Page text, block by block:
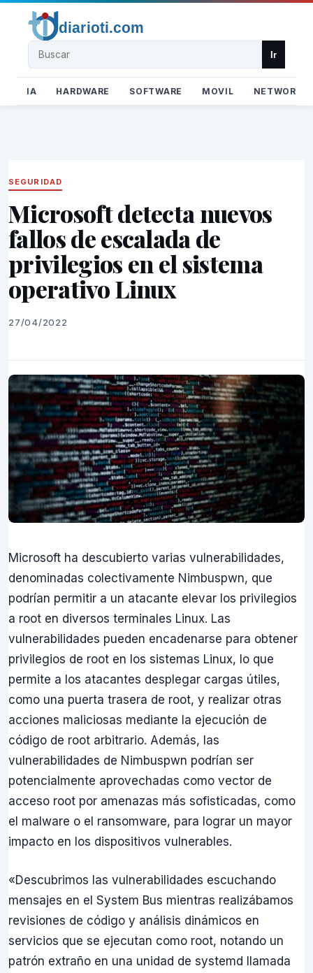
Buscar Ir
IA HARDWARE SOFTWARE MOVIL NETWORK
SEGURIDAD
Microsoft detecta nuevos
fallos de escalada de
privilegios en el sistema
operativo Linux
27/04/2022
Microsoft ha descubierto varias vulnerabilidades,
denominadas colectivamente Nimbuspwn, que
podrían permitir a un atacante elevar los privilegios
a root en diversos terminales Linux. Las
vulnerabilidades pueden encadenarse para obtener
privilegios de root en los sistemas Linux, lo que
permite a los atacantes desplegar cargas útiles,
como una puerta trasera de root, y realizar otras
acciones maliciosas mediante la ejecución de
código de root arbitrario. Además, las
vulnerabilidades de Nimbuspwn podrían ser
potencialmente aprovechadas como vector de
acceso root por amenazas más sofisticadas, como
el malware o el ransomware, para lograr un mayor
impacto en los dispositivos vulnerables.
«Descubrimos las vulnerabilidades escuchando
mensajes en el System Bus mientras realizábamos
revisiones de código y análisis dinámicos en
servicios que se ejecutan como root, notando un
patrón extraño en una unidad de systemd llamada